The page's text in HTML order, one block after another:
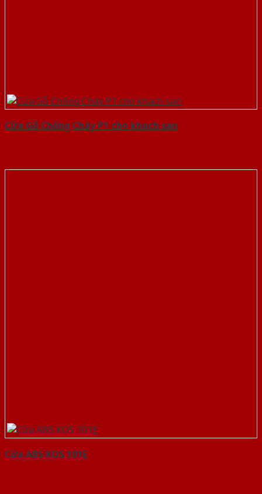
Cửa Gỗ Chống Cháy P1 cho khach san
Cửa ABS KOS 101E